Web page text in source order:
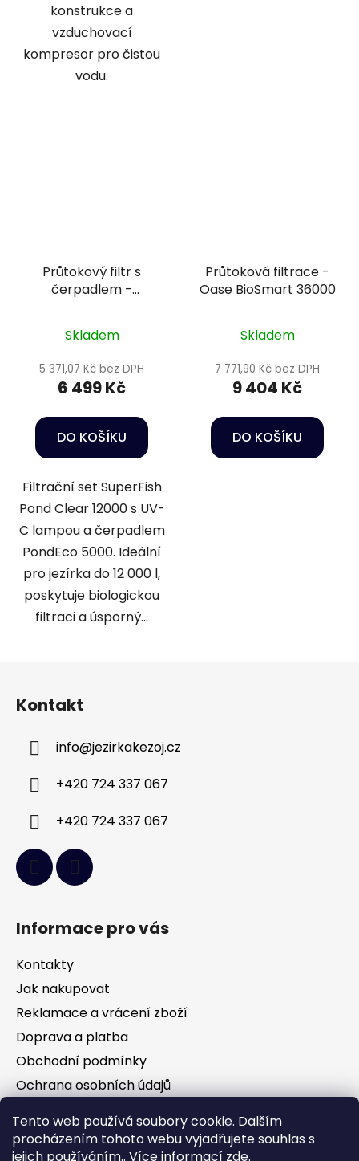
Tento web používá soubory cookie. Dalším
procházením tohoto webu vyjadřujete souhlas s
jejich používáním.. Více informací zde.
konstrukce a
vzduchovací
kompresor pro čistou
vodu.
Průtokový filtr s
čerpadlem -
Skladem
5 371,07 Kč bez DPH
6 499 Kč
DO KOŠÍKU
Filtrační set SuperFish
Pond Clear 12000 s UV-
C lampou a čerpadlem
PondEco 5000. Ideální
pro jezírka do 12 000 l,
poskytuje biologickou
filtraci a úsporný...
Průtoková filtrace -
Oase BioSmart 36000
Skladem
7 771,90 Kč bez DPH
9 404 Kč
DO KOŠÍKU
Kontakt
info@jezirkakezoj.cz
+420 724 337 067
+420 724 337 067
Informace pro vás
Kontakty
Jak nakupovat
Reklamace a vrácení zboží
Doprava a platba
Obchodní podmínky
Ochrana osobních údajů
Facebook